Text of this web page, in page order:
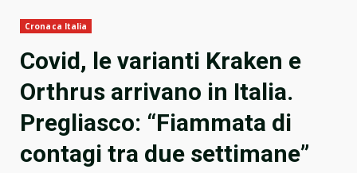
Cronaca Italia
Covid, le varianti Kraken e
Orthrus arrivano in Italia.
Pregliasco: “Fiammata di
contagi tra due settimane”